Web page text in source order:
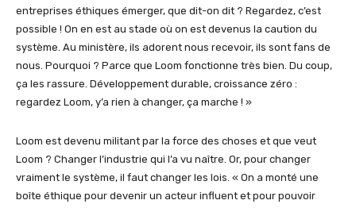
entreprises éthiques émerger, que dit-on dit ? Regardez, c’est
possible ! On en est au stade où on est devenus la caution du
système. Au ministère, ils adorent nous recevoir, ils sont fans de
nous. Pourquoi ? Parce que Loom fonctionne très bien. Du coup,
ça les rassure. Développement durable, croissance zéro :
regardez Loom, y’a rien à changer, ça marche ! »
Loom est devenu militant par la force des choses et que veut
Loom ? Changer l’industrie qui l’a vu naître. Or, pour changer
vraiment le système, il faut changer les lois. « On a monté une
boîte éthique pour devenir un acteur influent et pour pouvoir